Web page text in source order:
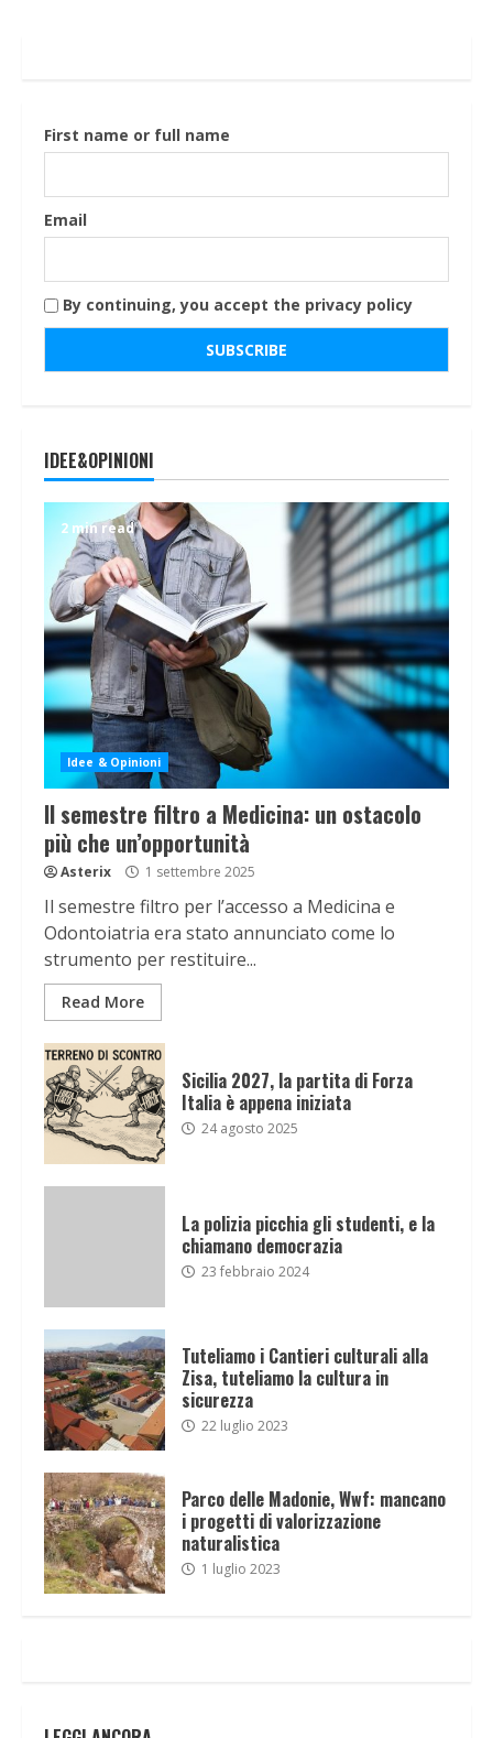
First name or full name
Email
By continuing, you accept the privacy policy
IDEE&OPINIONI
2 min read
Idee & Opinioni
Il semestre filtro a Medicina: un ostacolo
più che un’opportunità
Asterix 1 settembre 2025
Il semestre filtro per l’accesso a Medicina e
Odontoiatria era stato annunciato come lo
strumento per restituire...
Read More
Sicilia 2027, la partita di Forza
Italia è appena iniziata
24 agosto 2025
La polizia picchia gli studenti, e la
chiamano democrazia
23 febbraio 2024
Tuteliamo i Cantieri culturali alla
Zisa, tuteliamo la cultura in
sicurezza
22 luglio 2023
Parco delle Madonie, Wwf: mancano
i progetti di valorizzazione
naturalistica
1 luglio 2023